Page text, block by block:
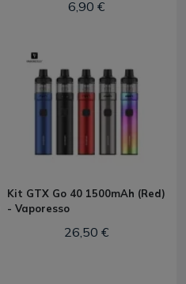
6,90 €
Kit GTX Go 40 1500mAh (Red)
- Vaporesso
26,50 €